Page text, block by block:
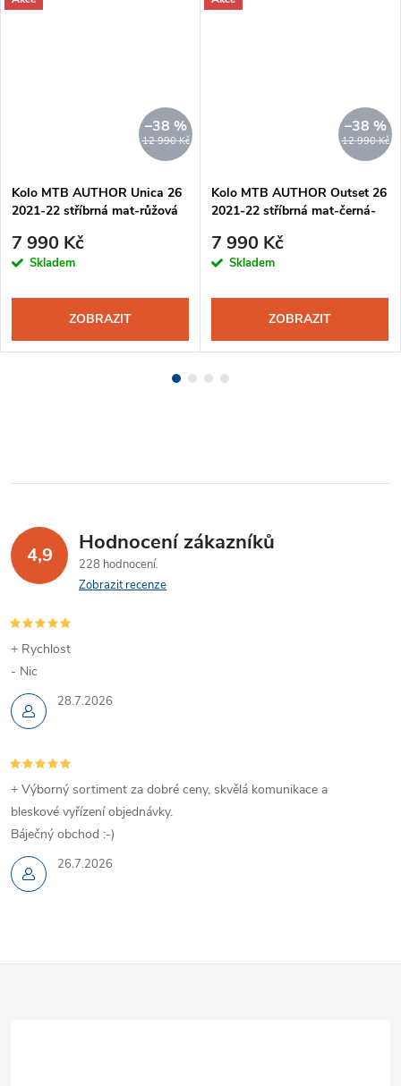
12 990 Kč
–38 %
Kolo MTB AUTHOR Unica 26
2021-22 stříbrná mat-růžová
7 990 Kč
Skladem
ZOBRAZIT
12 990 Kč
–38 %
Kolo MTB AUTHOR Outset 26
2021-22 stříbrná mat-černá-
7 990 Kč
Skladem
ZOBRAZIT
4,9 Hodnocení zákazníků
228 hodnocení
Zobrazit recenze
28.7.2026
+ Rychlost
- Nic
26.7.2026
+ Výborný sortiment za dobré ceny, skvělá komunikace a
bleskové vyřízení objednávky.
Báječný obchod :-)